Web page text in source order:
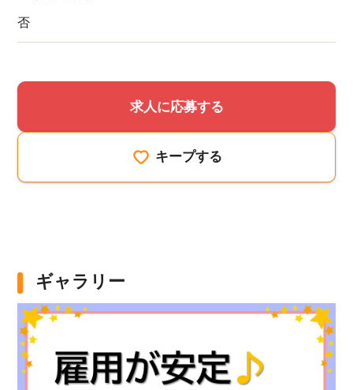
否
求人に応募する
キープする
ギャラリー
該当件数
9,617 件
他の条件を選択